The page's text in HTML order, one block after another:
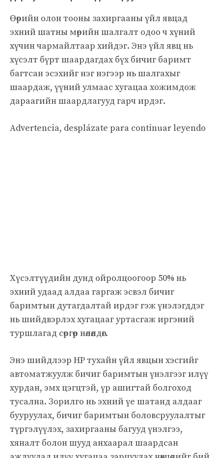
Өөрийн олон тооны захиргааны үйл явцад
эхний шатны мөрийн шалгалт одоо ч хүний
хүчин чармайлтаар хийдэг. Энэ үйл явц нь
хүсэлт бүрт шаардагдах бүх бичиг баримт
багтсан эсэхийг нэг нэгээр нь шалгахыг
шаардаж, үүний улмаас хугацаа хожимдож
дараагийн шаардлагууд гарч ирдэг.
Advertencia, desplázate para continuar leyendo
Хүсэлтүүдийн дунд ойролцоогоор 50% нь
эхний удаад алдаа гаргаж эсвэл бичиг
баримтын дутагдалтай ирдэг гэж үнэлэгддэг
нь шийдвэрлэх хугацааг уртасгаж иргэний
туршлагад сөргөөр нөлөөлдөг.
Энэ шийдлээр HP тухайн үйл явцын хэсгийг
автоматжуулж бичиг баримтын үнэлгээг илүү
хурдан, эмх цэгцтэй, үр ашигтай болгоход
тусална. Зорилго нь эхний үе шатанд алдааг
бууруулах, бичиг баримтын боловсруулалтыг
түргэлүүлэх, захиргааны багууд үнэлгээ,
хяналт болон шууд анхаарал шаардсан